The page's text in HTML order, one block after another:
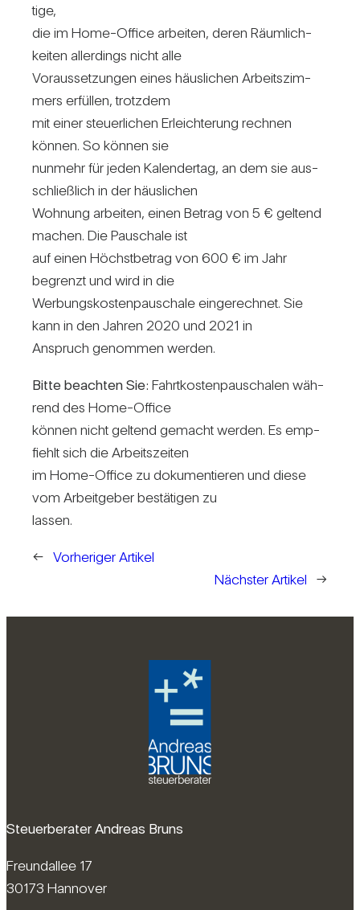
tige,
die im Home-Office arbeiten, deren Räum­lich­
keiten aller­dings nicht alle
Vor­aus­set­zungen eines häus­li­chen Arbeits­zim­
mers erfüllen, trotzdem
mit einer steu­er­li­chen Erleich­te­rung rechnen
können. So können sie
nun­mehr für jeden Kalen­dertag, an dem sie aus­
schließ­lich in der häus­li­chen
Woh­nung arbeiten, einen Betrag von 5 € gel­tend
machen. Die Pau­schale ist
auf einen Höchst­be­trag von 600 € im Jahr
begrenzt und wird in die
Wer­bungs­kos­ten­pau­schale ein­ge­rechnet. Sie
kann in den Jahren 2020 und 2021 in
Anspruch genommen werden.
Bitte beachten Sie: Fahrt­kos­ten­pau­schalen wäh­
rend des Home-Office
können nicht gel­tend gemacht werden. Es emp­
fiehlt sich die Arbeits­zeiten
im Home-Office zu doku­men­tieren und diese
vom Arbeit­geber bestä­tigen zu
lassen.
← Vorheriger Artikel
Nächster Artikel
→
Steuerberater Andreas Bruns
Freundallee 17
30173 Hannover